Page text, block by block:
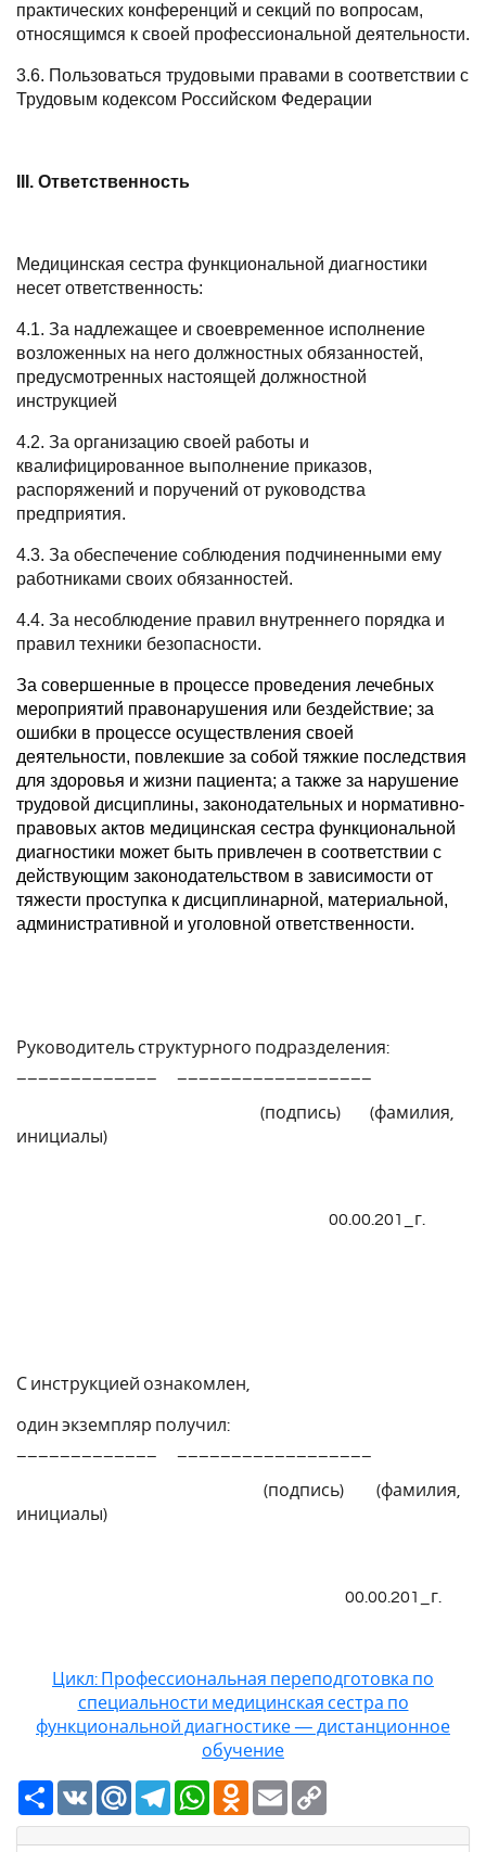
практических конференций и секций по вопросам,
относящимся к своей профессиональной деятельности.
3.6. Пользоваться трудовыми правами в соответствии с
Трудовым кодексом Российском Федерации
III. Ответственность
Медицинская сестра функциональной диагностики
несет ответственность:
4.1. За надлежащее и своевременное исполнение
возложенных на него должностных обязанностей,
предусмотренных настоящей должностной
инструкцией
4.2. За организацию своей работы и
квалифицированное выполнение приказов,
распоряжений и поручений от руководства
предприятия.
4.3. За обеспечение соблюдения подчиненными ему
работниками своих обязанностей.
4.4. За несоблюдение правил внутреннего порядка и
правил техники безопасности.
За совершенные в процессе проведения лечебных
мероприятий правонарушения или бездействие; за
ошибки в процессе осуществления своей
деятельности, повлекшие за собой тяжкие последствия
для здоровья и жизни пациента; а также за нарушение
трудовой дисциплины, законодательных и нормативно-
правовых актов медицинская сестра функциональной
диагностики может быть привлечен в соответствии с
действующим законодательством в зависимости от
тяжести проступка к дисциплинарной, материальной,
административной и уголовной ответственности.
Руководитель структурного подразделения:
(подпись) (фамилия,
инициалы)
00.00.201_г.
С инструкцией ознакомлен,
один экземпляр получил:
(подпись) (фамилия,
инициалы)
00.00.201_г.
Цикл: Профессиональная переподготовка по
специальности медицинская сестра по
функциональной диагностике — дистанционное
обучение
Ресурс
VK Mail.RuTelegramWhatsAppOdnoklassniki
Email